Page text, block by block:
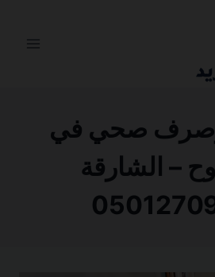
وصرف صحي في
– الشارقة